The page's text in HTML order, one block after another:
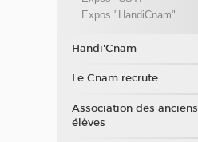
Expos "HandiCnam"
Handi'Cnam
Le Cnam recrute
Association des anciens
élèves